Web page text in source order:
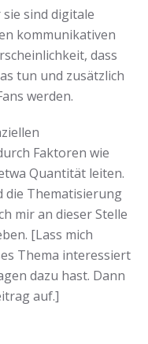
sind digitale
kommunikativen
dass
tun und zusätzlich
werden.
Faktoren wie
Quantität leiten.
die Thematisierung
mir an dieser Stelle
[Lass mich
Thema interessiert
dazu hast. Dann
auf.]